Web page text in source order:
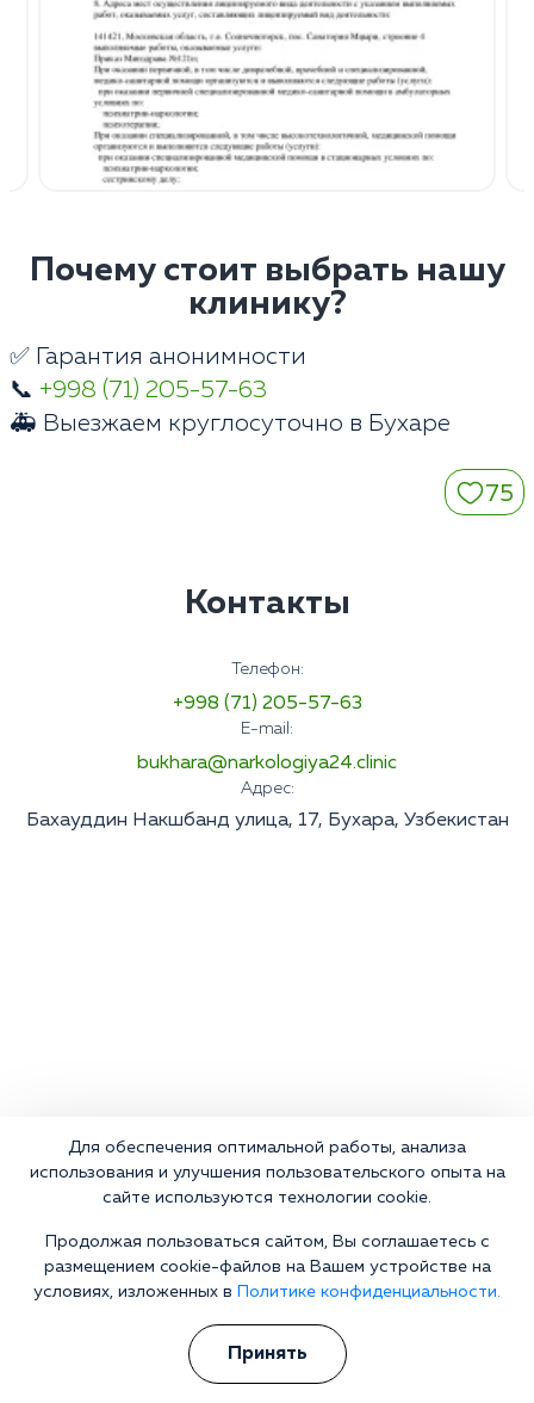
Почему стоит выбрать нашу
клинику?
✅ Гарантия анонимности
📞 +998 (71) 205-57-63
🚑 Выезжаем круглосуточно в Бухаре
75
Контакты
Телефон:
+998 (71) 205-57-63
E-mail:
bukhara@narkologiya24.clinic
Адрес:
Бахауддин Накшбанд улица, 17, Бухара, Узбекистан
Что делать сейчас?
Для обеспечения оптимальной работы, анализа
использования и улучшения пользовательского опыта на
сайте используются технологии cookie.
Продолжая пользоваться сайтом, Вы соглашаетесь с
размещением cookie-файлов на Вашем устройстве на
условиях, изложенных в
Политике конфиденциальности.
Принять